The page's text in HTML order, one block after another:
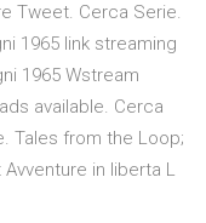
Tweet. Cerca Serie.
1965 link streaming
1965 Wstream
available. Cerca
Tales from the Loop;
in liberta L